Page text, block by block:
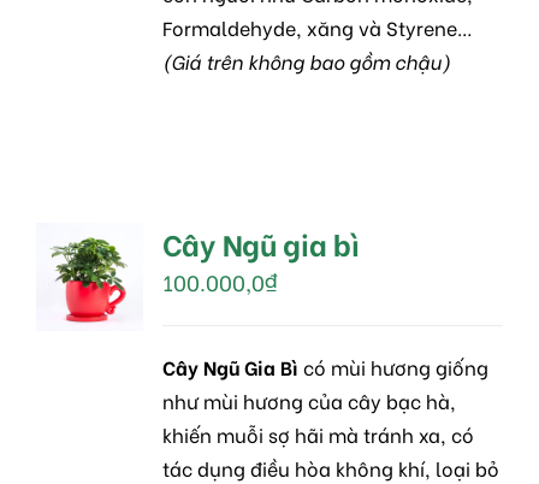
Formaldehyde, xăng và Styrene…
(Giá trên không bao gồm chậu)
MUA
HÀNG
/
DETAILS
Cây Ngũ gia bì
100.000,0₫
Cây Ngũ Gia Bì có mùi hương giống
như mùi hương của cây bạc hà,
khiến muỗi sợ hãi mà tránh xa, có
tác dụng điều hòa không khí, loại bỏ